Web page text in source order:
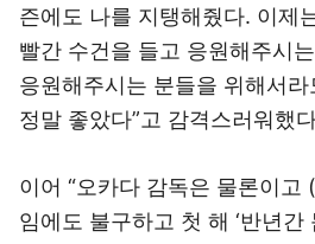
즌에도 나를 지탱해줬다. 이제
빨간 수건을 들고 응원해주시
응원해주시는 분들을 위해서
정말 좋았다”고 감격스러워했
이어 “오카다 감독은 물론이고
임에도 불구하고 첫 해 ‘반년간